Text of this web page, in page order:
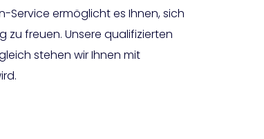
Service ermöglicht es Ihnen, sich
freuen. Unsere qualifizierten
stehen wir Ihnen mit